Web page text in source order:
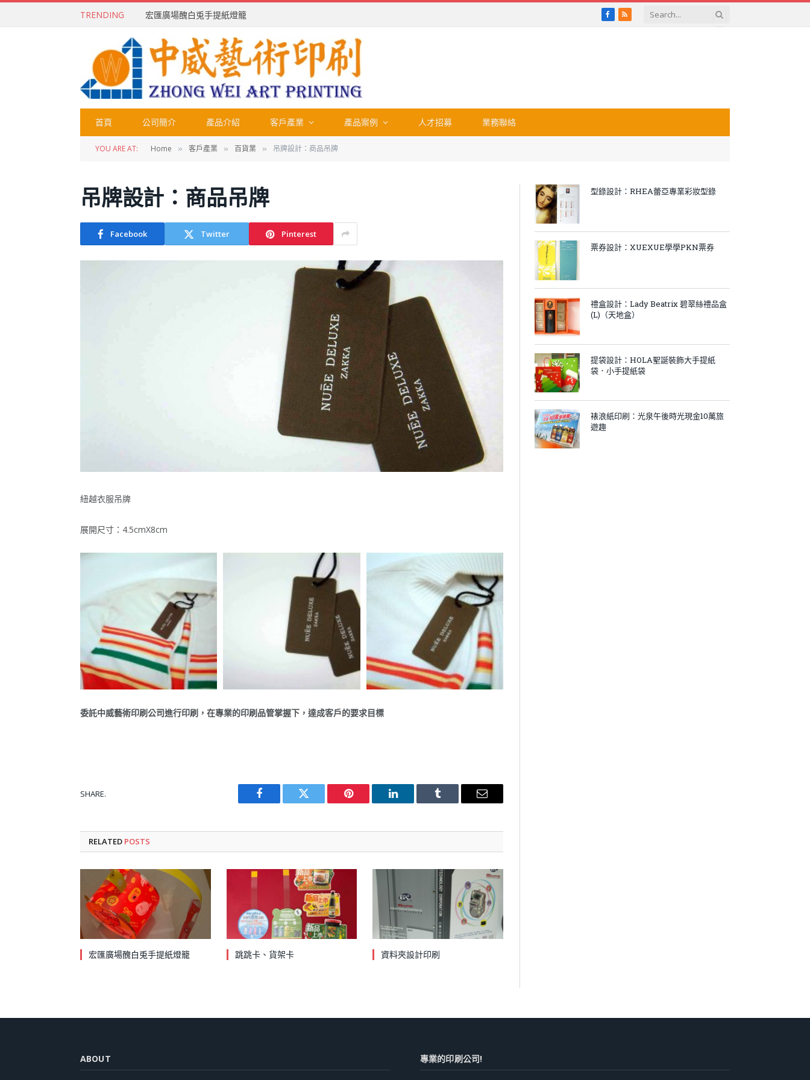
TRENDING 宏匯廣場醜白兎手提紙燈籠 Facebook
RSS
首頁 公司簡介 產品介紹 客戶產業 產品案例 人才招募 業務聯絡
YOU ARE AT: Home » 客戶產業 » 百貨業 » 吊牌設計：商品吊牌
吊牌設計：商品吊牌
Facebook Twitter Pinterest
紐越衣服吊牌
展開尺寸：4.5cmX8cm
委託中威藝術印刷公司進行印刷，在專業的印刷品管掌握下，達成客戶的要求目標
SHARE.
Facebook Twitter Pinterest LinkedIn Tumblr Email
RELATED POSTS
宏匯廣場醜白兎手提紙燈籠 跳跳卡、貨架卡 資料夾設計印刷
型錄設計：RHEA蕾亞專業彩妝型錄
票券設計：XUEXUE學學PKN票券
禮盒設計：Lady Beatrix 碧翠絲禮品盒
(L)（天地盒）
提袋設計：HOLA聖誕裝飾大手提紙
袋．小手提紙袋
裱浪紙印刷：光泉午後時光現金10萬旅
遊趣
ABOUT 專業的印刷公司!